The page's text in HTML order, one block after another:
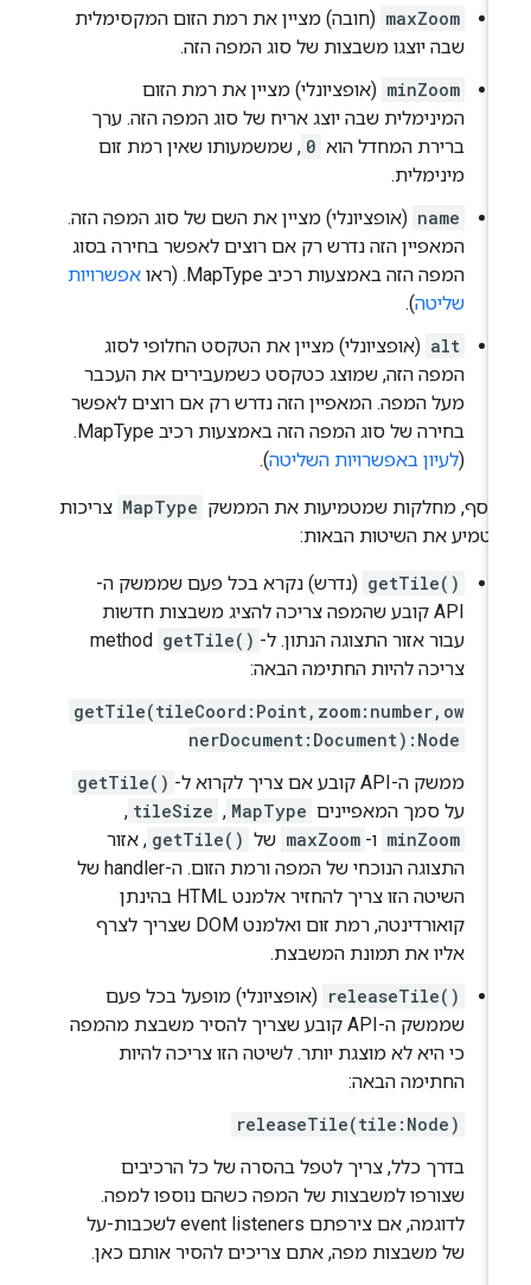
maxZoom (חובה) מציין את רמת הזום המקסימלית
שבה יוצגו משבצות של סוג המפה הזה.
minZoom (אופציונלי) מציין את רמת הזום
המינימלית שבה יוצג אריח של סוג המפה הזה. ערך
ברירת המחדל הוא 0 , שמשמעותו שאין רמת זום
מינימלית.
name (אופציונלי) מציין את השם של סוג המפה הזה.
המאפיין הזה נדרש רק אם רוצים לאפשר בחירה בסוג
המפה הזה באמצעות רכיב MapType. (ראו
אפשרויות
שליטה).
alt (אופציונלי) מציין את הטקסט החלופי לסוג
המפה הזה, שמוצג כטקסט כשמעבירים את העכבר
מעל המפה. המאפיין הזה נדרש רק אם רוצים לאפשר
בחירה של סוג המפה הזה באמצעות רכיב MapType.
לעיון באפשרויות השליטה).
מחלקות שמטמיעות את הממשק MapType צריכות
את השיטות הבאות:
getTile() (נדרש) נקרא בכל פעם שממשק ה-
API קובע שהמפה צריכה להציג משבצות חדשות
עבור אזור התצוגה הנתון. ל- getTile()
method
צריכה להיות החתימה הבאה:
getTile(tileCoord:Point,zoom:number,ow
nerDocument:Document):Node
ממשק ה-API קובע אם צריך לקרוא ל-
getTile()
על סמך המאפיינים MapType
,‏
tileSize
,‏
minZoom ו- maxZoom של getTile() , אזור
התצוגה הנוכחי של המפה ורמת הזום. ה-handler של
השיטה הזו צריך להחזיר אלמנט HTML בהינתן
קואורדינטה, רמת זום ואלמנט DOM שצריך לצרף
אליו את תמונת המשבצת.
releaseTile() (אופציונלי) מופעל בכל פעם
שממשק ה-API קובע שצריך להסיר משבצת מהמפה
כי היא לא מוצגת יותר. לשיטה הזו צריכה להיות
החתימה הבאה:
releaseTile(tile:Node)
בדרך כלל, צריך לטפל בהסרה של כל הרכיבים
שצורפו למשבצות של המפה כשהם נוספו למפה.
לדוגמה, אם צירפתם event listeners לשכבות-על
של משבצות מפה, אתם צריכים להסיר אותם כאן.